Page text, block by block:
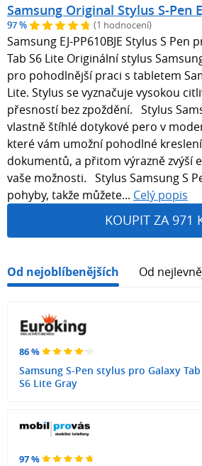
Samsung Original Stylus S-Pen
97 % (1 hodnocení)
Samsung EJ-PP610BJE Stylus S Pen
Tab S6 Lite Originální stylus
pro pohodlnější praci s tabletem
Lite. Stylus se vyznačuje vysokou
přesností bez zpoždění. Stylus
vlastně štíhlé dotykové pero v
které vám umožní pohodlné
dokumentů, a přitom výrazně zvýší
vaše možnosti. Stylus Samsung S
pohyby, takže můžete... Celý popis
KOUPIT ZA 971
Od nejoblíbenějších Od
86 %
Samsung S-Pen stylus pro Galaxy Tab
S6 Lite Gray
97 %